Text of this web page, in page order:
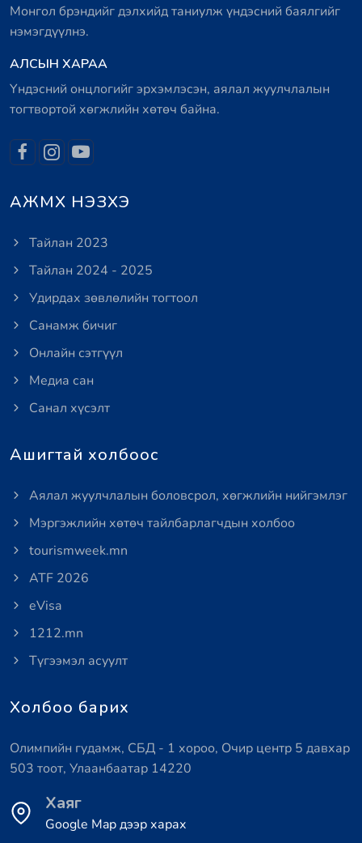
Монгол брэндийг дэлхийд таниулж үндэсний баялгийг
нэмэгдүүлнэ.
АЛСЫН ХАРАА
Үндэсний онцлогийг эрхэмлэсэн, аялал жуулчлалын
тогтвортой хөгжлийн хөтөч байна.
АЖМХ НЭЗХЭ
Тайлан 2023
Тайлан 2024 - 2025
Удирдах зөвлөлийн тогтоол
Санамж бичиг
Онлайн сэтгүүл
Медиа сан
Санал хүсэлт
Ашигтай холбоос
Аялал жуулчлалын боловсрол, хөгжлийн нийгэмлэг
Мэргэжлийн хөтөч тайлбарлагчдын холбоо
tourismweek.mn
ATF 2026
eVisa
1212.mn
Түгээмэл асуулт
Холбоо барих
Олимпийн гудамж, СБД - 1 хороо, Очир центр 5 давхар
503 тоот, Улаанбаатар 14220
Хаяг
Google Map дээр харах